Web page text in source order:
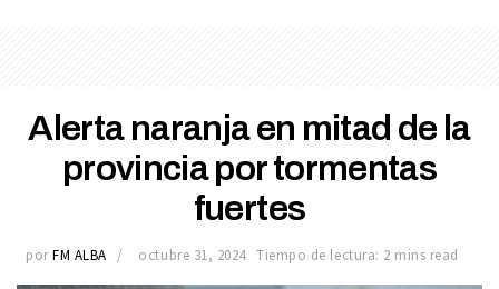
Alerta naranja en mitad de la
provincia por tormentas
fuertes
por FM ALBA octubre 31, 2024 Tiempo de lectura: 2 mins read